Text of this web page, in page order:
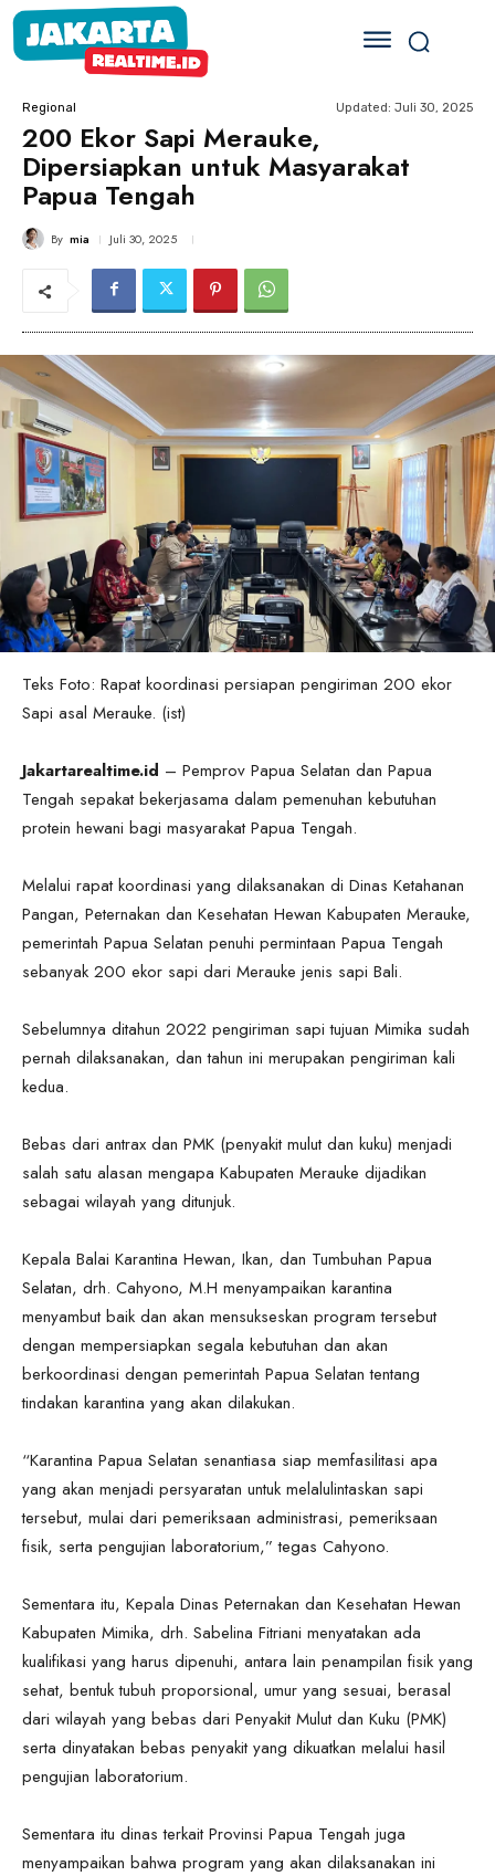
Regional Updated: Juli 30, 2025
200 Ekor Sapi Merauke,
Dipersiapkan untuk Masyarakat
Papua Tengah
By mia Juli 30, 2025
Teks Foto: Rapat koordinasi persiapan pengiriman 200 ekor
Sapi asal Merauke. (ist)
Jakartarealtime.id – Pemprov Papua Selatan dan Papua
Tengah sepakat bekerjasama dalam pemenuhan kebutuhan
protein hewani bagi masyarakat Papua Tengah.
Melalui rapat koordinasi yang dilaksanakan di Dinas Ketahanan
Pangan, Peternakan dan Kesehatan Hewan Kabupaten Merauke,
pemerintah Papua Selatan penuhi permintaan Papua Tengah
sebanyak 200 ekor sapi dari Merauke jenis sapi Bali.
Sebelumnya ditahun 2022 pengiriman sapi tujuan Mimika sudah
pernah dilaksanakan, dan tahun ini merupakan pengiriman kali
kedua.
Bebas dari antrax dan PMK (penyakit mulut dan kuku) menjadi
salah satu alasan mengapa Kabupaten Merauke dijadikan
sebagai wilayah yang ditunjuk.
Kepala Balai Karantina Hewan, Ikan, dan Tumbuhan Papua
Selatan, drh. Cahyono, M.H menyampaikan karantina
menyambut baik dan akan mensukseskan program tersebut
dengan mempersiapkan segala kebutuhan dan akan
berkoordinasi dengan pemerintah Papua Selatan tentang
tindakan karantina yang akan dilakukan.
“Karantina Papua Selatan senantiasa siap memfasilitasi apa
yang akan menjadi persyaratan untuk melalulintaskan sapi
tersebut, mulai dari pemeriksaan administrasi, pemeriksaan
fisik, serta pengujian laboratorium,” tegas Cahyono.
Sementara itu, Kepala Dinas Peternakan dan Kesehatan Hewan
Kabupaten Mimika, drh. Sabelina Fitriani menyatakan ada
kualifikasi yang harus dipenuhi, antara lain penampilan fisik yang
sehat, bentuk tubuh proporsional, umur yang sesuai, berasal
dari wilayah yang bebas dari Penyakit Mulut dan Kuku (PMK)
serta dinyatakan bebas penyakit yang dikuatkan melalui hasil
pengujian laboratorium.
Sementara itu dinas terkait Provinsi Papua Tengah juga
menyampaikan bahwa program yang akan dilaksanakan ini